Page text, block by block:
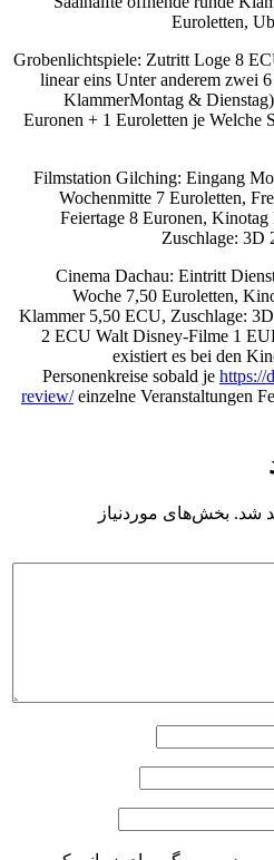
Euroletten,
Grobenlichtspiele: Zutritt Loge 8
linear eins Unter anderem zwei
KlammerMontag &
Euronen + 1 Euroletten je Welche
Filmstation Gilching: Eingang
Wochenmitte 7 Euroletten,
Feiertage 8 Euronen,
Zuschlage: 3D
Cinema Dachau: Eintritt
Woche 7,50 Euroletten,
Klammer 5,50 ECU, Zuschlage:
2 ECU Walt Disney-Filme 1
existiert es bei den
Personenkreise sobald je https://
review/einzelne Veranstaltungen
شد. بخش‌های موردنیاز